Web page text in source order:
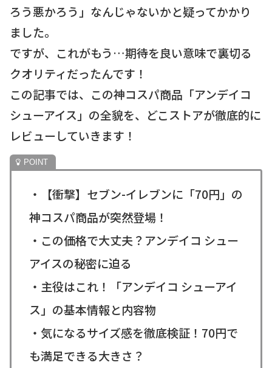
ろう悪かろう」なんじゃないかと疑ってかかり
ました。
ですが、これがもう…期待を良い意味で裏切る
クオリティだったんです！
この記事では、この神コスパ商品「アンデイコ
シューアイス」の全貌を、どこストアが徹底的に
レビューしていきます！
・【衝撃】セブン-イレブンに「70円」の
神コスパ商品が突然登場！
・この価格で大丈夫？アンデイコ シュー
アイスの秘密に迫る
・主役はこれ！「アンデイコ シューアイ
ス」の基本情報と内容物
・気になるサイズ感を徹底検証！70円で
も満足できる大きさ？